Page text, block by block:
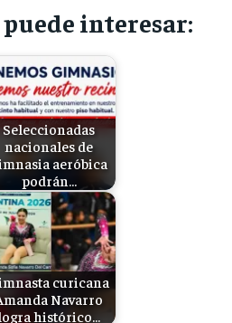
interesar:
Seleccionadas
nacionales de
aeróbica
podrán…
curicana
Navarro
histórico…